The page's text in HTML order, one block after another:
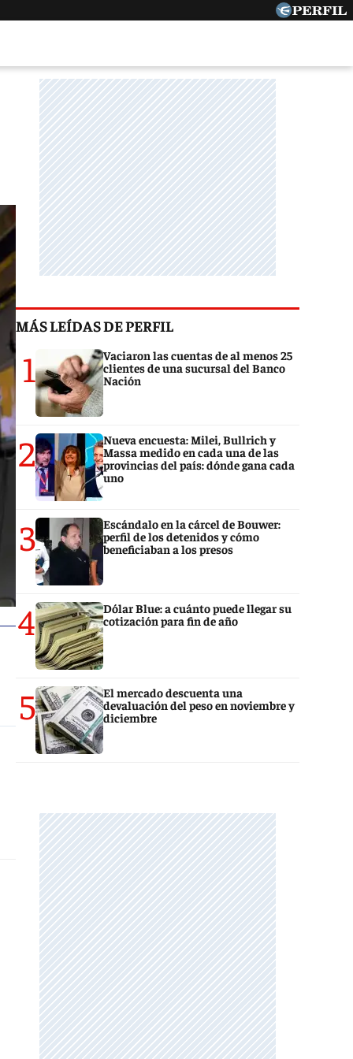
MÁS LEÍDAS DE PERFIL
1
Vaciaron las cuentas de al menos 25
clientes de una sucursal del Banco
Nación
2
Nueva encuesta: Milei, Bullrich y
Massa medido en cada una de las
provincias del país: dónde gana cada
uno
3
Escándalo en la cárcel de Bouwer:
perfil de los detenidos y cómo
beneficiaban a los presos
4
Dólar Blue: a cuánto puede llegar su
cotización para fin de año
5
El mercado descuenta una
devaluación del peso en noviembre y
diciembre